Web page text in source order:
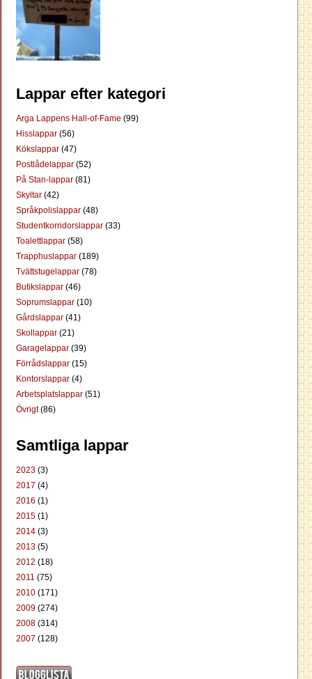
Lappar efter kategori
Arga Lappens Hall-of-Fame (99)
Hisslappar (56)
Kökslappar (47)
Postlådelappar (52)
På Stan-lappar (81)
Skyltar (42)
Språkpolislappar (48)
Studentkorridorslappar (33)
Toalettlappar (58)
Trapphuslappar (189)
Tvättstugelappar (78)
Butikslappar (46)
Soprumslappar (10)
Gårdslappar (41)
Skollappar (21)
Garagelappar (39)
Förrådslappar (15)
Kontorslappar (4)
Arbetsplatslappar (51)
Övrigt(86)
Samtliga lappar
2023 (3)
2017 (4)
2016 (1)
2015 (1)
2014 (3)
2013 (5)
2012 (18)
2011 (75)
2010 (171)
2009 (274)
2008 (314)
2007 (128)